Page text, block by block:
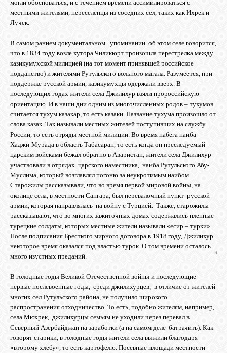
RSS
VK
GOOGLE+
TWITTER
могли обосноваться, и с течением времени ассимилироваться с
местными жителями, переселенцы из соседних сел, таких как Ихрек и
Лучек.
В самом раннем документальном упоминании об этом селе говорится,
что в 1834 году возле хутора Чиликюрт произошла перестрелка между
казикумухской милицией (на тот момент принявшей российское
подданство) и жителями Рутульского вольного магала. Разумеется, при
поддержке русской армии, казикумухцы одержали вверх. В
последующих годах жители села Джилихур взяли пророссийскую
ориентацию. И в наши дни одним из многочисленных родов – тухумов
считается тухум казакар, то есть казаки. Название тухума произошло от
слова казак. Так называли местных жителей поступивших на службу
России, то есть отряды местной милиции. Во время набега наиба
Хаджи-Мурада в область Табасаран, то есть когда он преследуемый
царским войсками бежал обратно в Аваристан, жители села Джилихур
участвовали в отрядах царского наместника, наиба Рутульского Абу-
Муслима, который возглавлял погоню за неукротимым наибом.
Старожилы рассказывали, что во время первой мировой войны, на
околице села, в местности Сангара, был перевалочный пункт русской
армии, которая направлялась на войну с Турцией. Также, старожилы
рассказывают, что во многих зажиточных домах содержались пленные
турецкие солдаты, которых местные жители называли «есир – турки»
После подписания Бресткого мирного договора в 1918 году, Джилихур
некоторое время оказался под властью турок. О том времени осталось
много изустных преданий.
В голодные годы Великой Отечественной войны и последующие
первые послевоенные годы, среди джилихурцев, в отличие от жителей
многих сел Рутульского района, не получило широкого
распространения отходничество. То есть, подобно жителям, например,
села Мюхрек, джилихурцы семьям не уходили через перевал в
Северный Азербайджан на заработки (а на самом деле батрачить). Как
говорят старики, в голодные годы жители села выжили благодаря
«второму хлебу», то есть картофелю. Посевные площади местности